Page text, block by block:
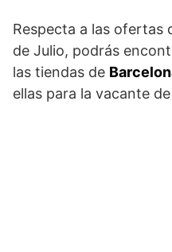
Respecta a las ofertas
de Julio, podrás
las tiendas de
ellas para la vacante